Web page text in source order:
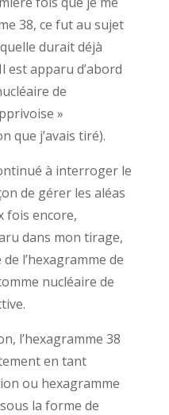
38, ce fut au sujet
durait déjà
est apparu d’abord
de
»
que j’avais tiré).
à interroger le
de gérer les aléas
fois encore,
dans mon tirage,
l’hexagramme de
nucléaire de
l’hexagramme 38
en tant
ou hexagramme
la forme de